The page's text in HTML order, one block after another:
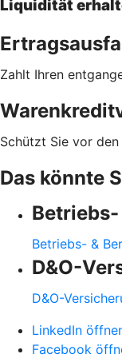
Liquidität
Zahlt Ihren
Schützt Sie vor
Das könnte
Betriebs- &
D&O-
D&O-
LinkedIn
Facebook